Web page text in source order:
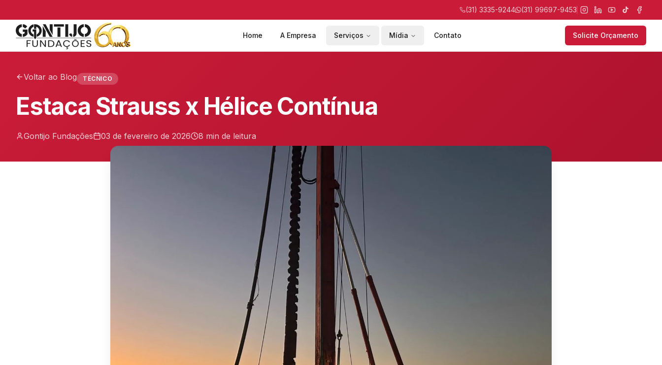
(31) 3335-9244 (31) 99697-9453
Home A Empresa Serviços Mídia Contato Solicite Orçamento
Voltar ao Blog TÉCNICO
Estaca Strauss x Hélice Contínua
Gontijo Fundações 03 de fevereiro de 2026 8 min de leitura